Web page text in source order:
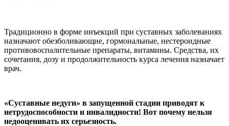
Традиционно в форме инъекций при суставных заболеваниях
назначают обезболивающие, гормональные, нестероидные
противовоспалительные препараты, витамины. Средства, их
сочетания, дозу и продолжительность курса лечения назначает
врач.
«Суставные недуги» в запущенной стадии приводят к
нетрудоспособности и инвалидности! Вот почему нельзя
недооценивать их серьезность.